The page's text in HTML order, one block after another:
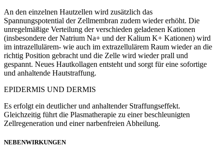
An den einzelnen Hautzellen wird zusätzlich das
Spannungspotential der Zellmembran zudem wieder erhöht. Die
unregelmäßige Verteilung der verschieden geladenen Kationen
(insbesondere der Natrium Na+ und der Kalium K+ Kationen) wird
im intrazellulärem- wie auch im extrazellulärem Raum wieder an die
richtig Position gebracht und die Zelle wird wieder prall und
gespannt. Neues Hautkollagen entsteht und sorgt für eine sofortige
und anhaltende Hautstraffung.
EPIDERMIS UND DERMIS
Es erfolgt ein deutlicher und anhaltender Straffungseffekt.
Gleichzeitig führt die Plasmatherapie zu einer beschleunigten
Zellregeneration und einer narbenfreien Abheilung.
NEBENWIRKUNGEN